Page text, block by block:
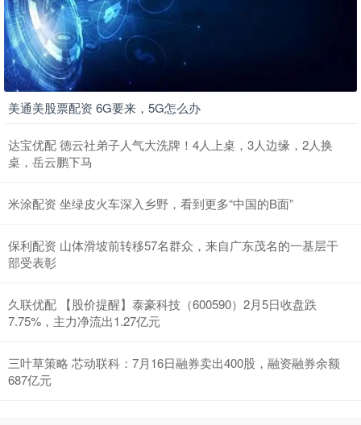
美通美股票配资 6G要来，5G怎么办
达宝优配 德云社弟子人气大洗牌！4人上桌，3人边缘，2人换
桌，岳云鹏下马
米涂配资 坐绿皮火车深入乡野，看到更多“中国的B面”
保利配资 山体滑坡前转移57名群众，来自广东茂名的一基层干
部受表彰
久联优配 【股价提醒】泰豪科技（600590）2月5日收盘跌
7.75%，主力净流出1.27亿元
三叶草策略 芯动联科：7月16日融券卖出400股，融资融券余额
687亿元